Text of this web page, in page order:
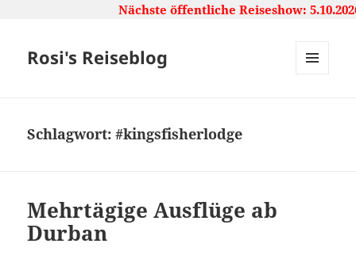
Nächste öffentliche Reiseshow:
Rosi's Reiseblog
Schlagwort:#kingsfisherlodge
Mehrtägige Ausflüge ab
Durban